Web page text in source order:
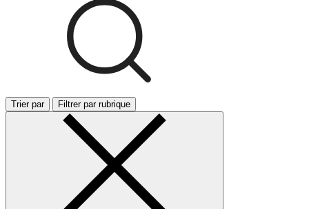
Trier par Filtrer par rubrique